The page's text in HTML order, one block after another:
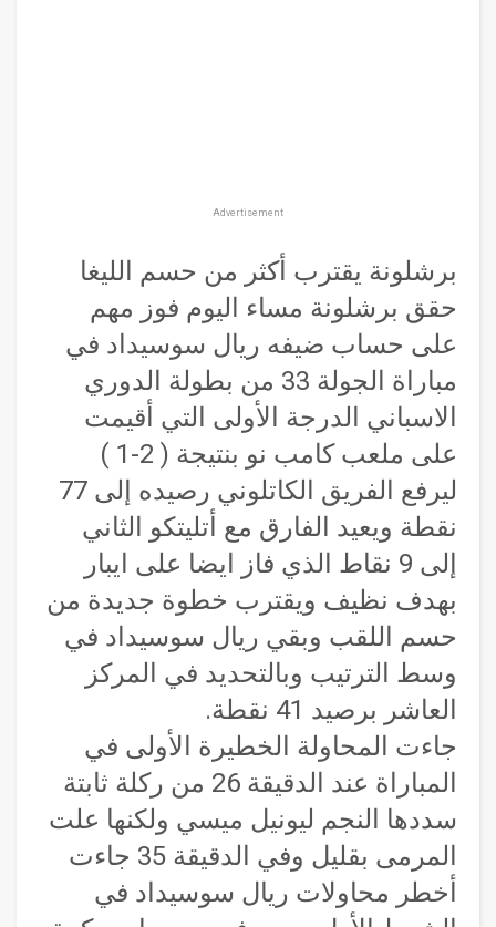
Advertisement
برشلونة يقترب أكثر من حسم الليغا
حقق برشلونة مساء اليوم فوز مهم
على حساب ضيفه ريال سوسيداد في
مباراة الجولة 33 من بطولة الدوري
الاسباني الدرجة الأولى التي أقيمت
على ملعب كامب نو بنتيجة ( 2-1 )
ليرفع الفريق الكاتلوني رصيده إلى 77
نقطة ويعيد الفارق مع أتليتكو الثاني
إلى 9 نقاط الذي فاز ايضا على ايبار
بهدف نظيف ويقترب خطوة جديدة من
حسم اللقب وبقي ريال سوسيداد في
وسط الترتيب وبالتحديد في المركز
العاشر برصيد 41 نقطة.
جاءت المحاولة الخطيرة الأولى في
المباراة عند الدقيقة 26 من ركلة ثابتة
سددها النجم ليونيل ميسي ولكنها علت
المرمى بقليل وفي الدقيقة 35 جاءت
أخطر محاولات ريال سوسيداد في